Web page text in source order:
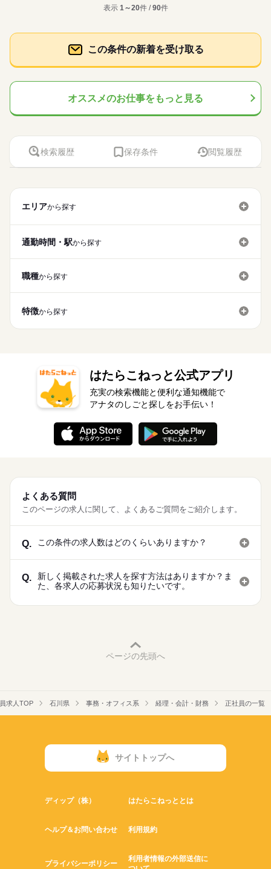
表示 1～20件 /90件
この条件の新着を受け取る
オススメのお仕事をもっと見る
検索履歴 保存条件 閲覧履歴
エリアから探す
通勤時間・駅から探す
職種から探す
特徴から探す
はたらこねっと公式アプリ
充実の検索機能と便利な通知機能で
アナタのしごと探しをお手伝い！
よくある質問
このページの求人に関して、よくあるご質問をご紹介します。
Q. この条件の求人数はどのくらいありますか？
Q.
新しく掲載された求人を探す方法はありますか？ま
た、各求人の応募状況も知りたいです。
ページの先頭へ
求人TOP 石川県 事務・オフィス系 経理・会計・財務 正社員の一覧
サイトトップへ
ディップ（株） はたらこねっととは
ヘルプ＆お問い合わせ 利用規約
プライバシーポリシー
利用者情報の外部送信に